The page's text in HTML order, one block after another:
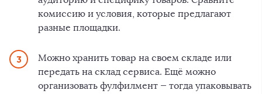
комиссию и условия, которые предлагают
разные площадки.
Можно хранить товар на своем складе или
передать на склад сервиса. Ещё можно
организовать фулфилмент — тогда упаковывать